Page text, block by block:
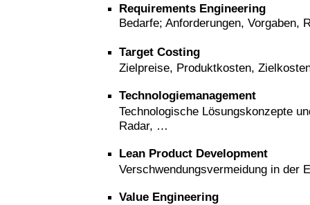
Requirements Engineering
Bedarfe; Anforderungen, Vorgaben,
Target Costing
Zielpreise, Produktkosten,
Technologiemanagement
Technologische Lösungskonzepte
Radar, …
Lean Product Development
Verschwendungsvermeidung in der
Value Engineering